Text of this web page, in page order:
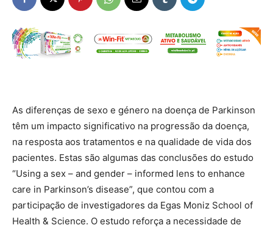
As diferenças de sexo e género na doença de Parkinson
têm um impacto significativo na progressão da doença,
na resposta aos tratamentos e na qualidade de vida dos
pacientes. Estas são algumas das conclusões do estudo
“Using a sex – and gender – informed lens to enhance
care in Parkinson’s disease”, que contou com a
participação de investigadores da Egas Moniz School of
Health & Science. O estudo reforça a necessidade de